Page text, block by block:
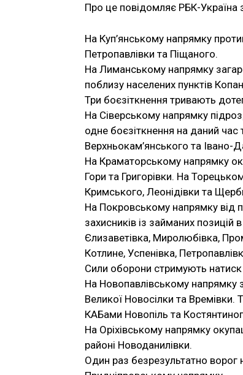
Про це повідомляє РБК-
На Куп’янському напрямку
Петропавлівки та Піщаного.
На Лиманському напрямку
поблизу населених пунктів
Три боєзіткнення тривають
На Сіверському напрямку
одне боєзіткнення на даний час
Верхньокам’янського та Івано-
На Краматорському напрямку
Гори та Григорівки. На
Кримського, Леонідівки та
На Покровському напрямку від
захисників із займаних
Єлизаветівка, Миролюбівка,
Котлине, Успенівка,
Сили оборони стримують натиск
На Новопавлівському напрямку
Великої Новосілки та
КАБами Новопіль та
На Оріхівському напрямку
районі Новоданилівки.
Один раз безрезультатно ворог